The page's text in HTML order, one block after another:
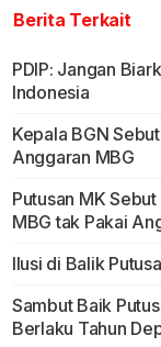
Berita Terkait
PDIP: Jangan
Indonesia
Kepala BGN
Anggaran MBG
Putusan MK
MBG tak Pakai
Ilusi di Balik
Sambut Baik
Berlaku Tahun